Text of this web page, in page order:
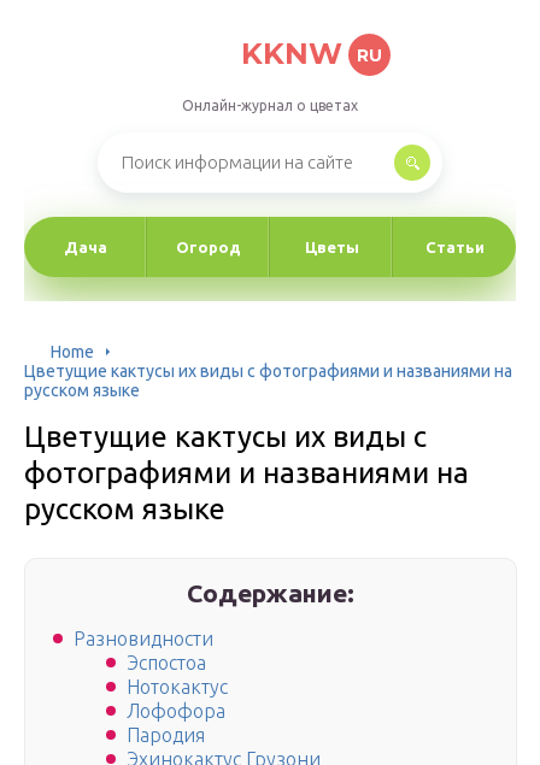
KKNW RU
Онлайн-журнал о цветах
Дача Огород Цветы Статьи
Home
Цветущие кактусы их виды с фотографиями и названиями на
русском языке
Цветущие кактусы их виды с
фотографиями и названиями на
русском языке
Содержание:
Разновидности
Эспостоа
Нотокактус
Лофофора
Пародия
Эхинокактус Грузони